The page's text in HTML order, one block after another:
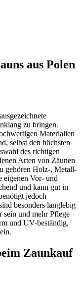
aus Polen
zu bringen.
Materialien
selbst den höchsten
des richtigen
Arten von Zäunen
gehören Holz-, Metall-
eigenen Vor- und
und kann gut in
jedoch
besonders langlebig
sein und mehr Pflege
und UV-beständig,
Zaunkauf